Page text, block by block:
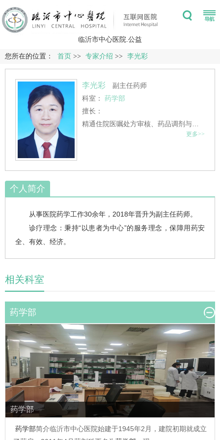
临沂市中心医院.公益
您所在的位置： 首页 >> 专家介绍 >> 李光彩
李光彩
副主任药师
科室： 药学部
擅长：
更多>>
个人简介
从事医院药学工作30余年，2018年晋升为副主任药师。
诊疗理念：秉持“以患者为中心”的服务理念，保障用药安
全、有效、经济。
相关科室
药学部
药学部
药学部简介临沂市中心医院始建于1945年2月，建院初期就成立